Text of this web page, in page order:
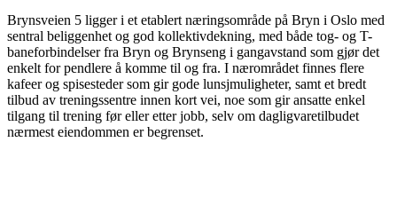
Brynsveien 5 ligger i et etablert næringsområde på Bryn i Oslo med
sentral beliggenhet og god kollektivdekning, med både tog- og T-
baneforbindelser fra Bryn og Brynseng i gangavstand som gjør det
enkelt for pendlere å komme til og fra. I nærområdet finnes flere
kafeer og spisesteder som gir gode lunsjmuligheter, samt et bredt
tilbud av treningssentre innen kort vei, noe som gir ansatte enkel
tilgang til trening før eller etter jobb, selv om dagligvaretilbudet
nærmest eiendommen er begrenset.